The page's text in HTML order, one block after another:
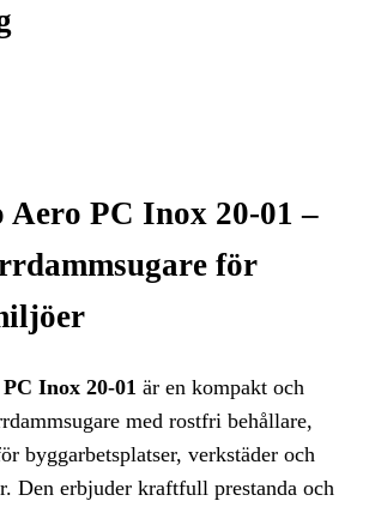
PC Inox 20-01 –
för
Inox 20-01 är en kompakt och
med rostfri behållare,
byggarbetsplatser, verkstäder och
Den erbjuder kraftfull prestanda och